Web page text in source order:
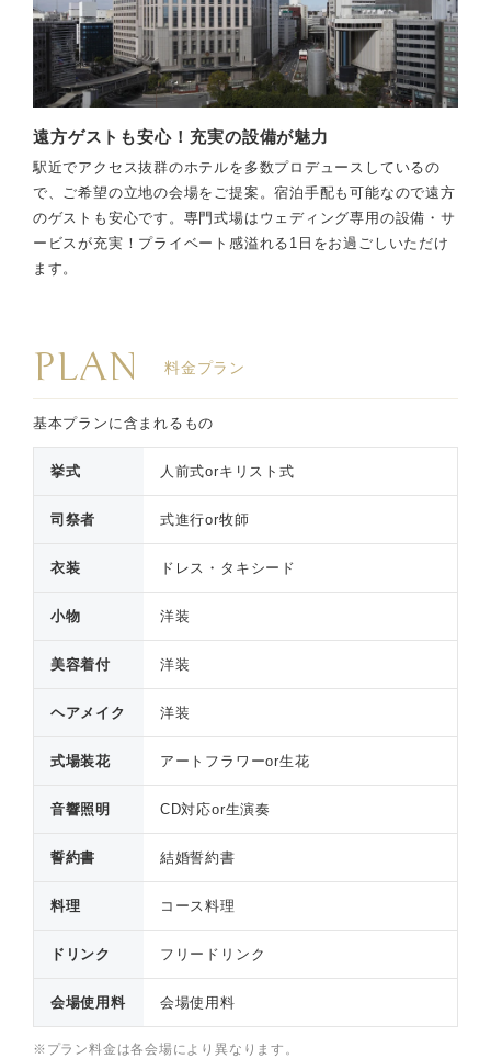
遠方ゲストも安心！充実の設備が魅力
駅近でアクセス抜群のホテルを多数プロデュースしているの
で、ご希望の立地の会場をご提案。宿泊手配も可能なので遠方
のゲストも安心です。専門式場はウェディング専用の設備・サ
ービスが充実！プライベート感溢れる1日をお過ごしいただけ
ます。
PLAN 料金プラン
基本プランに含まれるもの
挙式 人前式orキリスト式
司祭者 式進行or牧師
衣装 ドレス・タキシード
小物 洋装
美容着付 洋装
ヘアメイク 洋装
式場装花 アートフラワーor生花
音響照明 CD対応or生演奏
誓約書 結婚誓約書
料理 コース料理
ドリンク フリードリンク
会場使用料 会場使用料
※プラン料金は各会場により異なります。